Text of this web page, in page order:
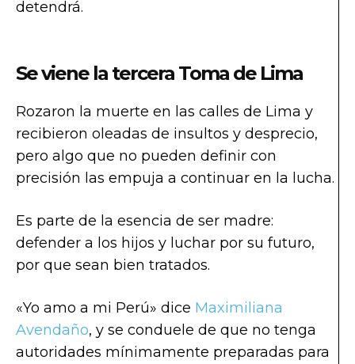
detendrá.
Se viene la tercera Toma de Lima
Rozaron la muerte en las calles de Lima y
recibieron oleadas de insultos y desprecio,
pero algo que no pueden definir con
precisión las empuja a continuar en la lucha.
Es parte de la esencia de ser madre:
defender a los hijos y luchar por su futuro,
por que sean bien tratados.
«Yo amo a mi Perú» dice Maximiliana
Avendaño, y se conduele de que no tenga
autoridades mínimamente preparadas para